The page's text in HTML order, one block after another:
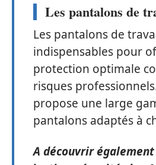
Les pantalons de
Les pantalons de
indispensables pour
protection optimale
risques
propose une large
pantalons adaptés à
A découvrir